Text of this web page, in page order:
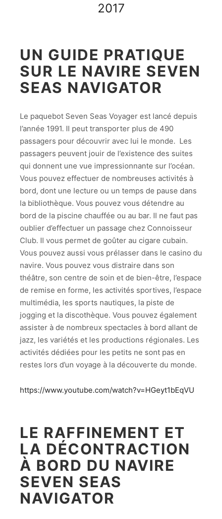
2017
UN GUIDE PRATIQUE
SUR LE NAVIRE SEVEN
SEAS NAVIGATOR
Le paquebot Seven Seas Voyager est lancé depuis
l’année 1991. Il peut transporter plus de 490
passagers pour découvrir avec lui le monde. Les
passagers peuvent jouir de l’existence des suites
qui donnent une vue impressionnante sur l’océan.
Vous pouvez effectuer de nombreuses activités à
bord, dont une lecture ou un temps de pause dans
la bibliothèque. Vous pouvez vous détendre au
bord de la piscine chauffée ou au bar. Il ne faut pas
oublier d’effectuer un passage chez Connoisseur
Club. Il vous permet de goûter au cigare cubain.
Vous pouvez aussi vous prélasser dans le casino du
navire. Vous pouvez vous distraire dans son
théâtre, son centre de soin et de bien-être, l’espace
de remise en forme, les activités sportives, l’espace
multimédia, les sports nautiques, la piste de
jogging et la discothèque. Vous pouvez également
assister à de nombreux spectacles à bord allant de
jazz, les variétés et les productions régionales. Les
activités dédiées pour les petits ne sont pas en
restes lors d’un voyage à la découverte du monde.
https://www.youtube.com/watch?v=HGeyt1bEqVU
LE RAFFINEMENT ET
LA DÉCONTRACTION
À BORD DU NAVIRE
SEVEN SEAS
NAVIGATOR